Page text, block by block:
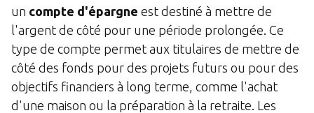
un compte d'épargne est destiné à mettre de
l'argent de côté pour une période prolongée. Ce
type de compte permet aux titulaires de mettre de
côté des fonds pour des projets futurs ou pour des
objectifs financiers à long terme, comme l'achat
d'une maison ou la préparation à la retraite. Les